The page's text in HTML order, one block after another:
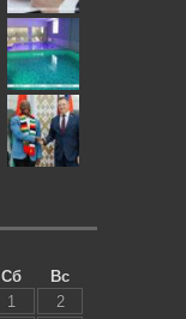
Сб
Вс
1
2